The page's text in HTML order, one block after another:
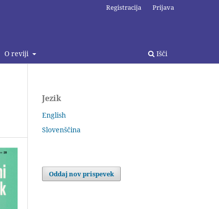
O reviji Išči
Registracija Prijava
Jezik
English
Slovenščina
Oddaj nov prispevek